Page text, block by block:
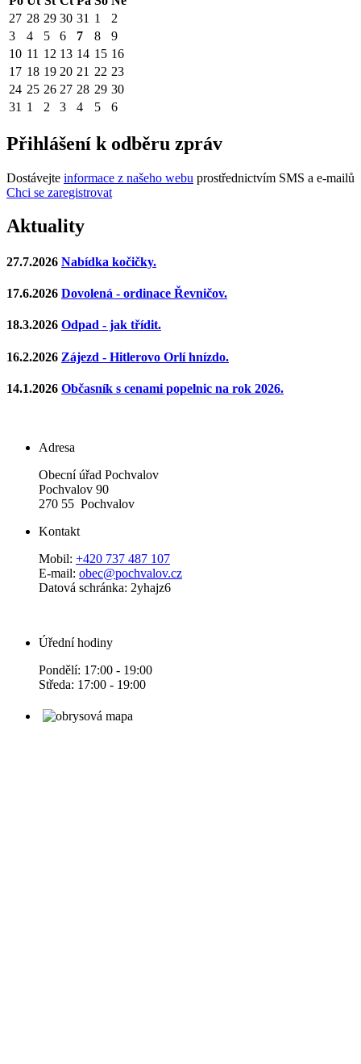
27 28 29 30 31 1
2
3
4 5 6 7 8
9
10 11 12 13 14 15 16
17 18 19 20 21 22 23
24 25 26 27 28 29 30
31 1 2 3 4 5 6
Přihlášení k odběru zpráv
Dostávejte informace z našeho webu prostřednictvím SMS a e-mailů
Chci se zaregistrovat
Aktuality
27.7.2026 Nabídka kočičky.
17.6.2026 Dovolená - ordinace Řevničov.
18.3.2026 Odpad - jak třídit.
16.2.2026 Zájezd - Hitlerovo Orlí hnízdo.
14.1.2026 Občasník s cenami popelnic na rok 2026.
Adresa
Obecní úřad Pochvalov
Pochvalov 90
270 55 Pochvalov
Kontakt
Mobil: +420 737 487 107
E-mail: obec@pochvalov.cz
Datová schránka: 2yhajz6
Úřední hodiny
Pondělí: 17:00 - 19:00
Středa: 17:00 - 19:00